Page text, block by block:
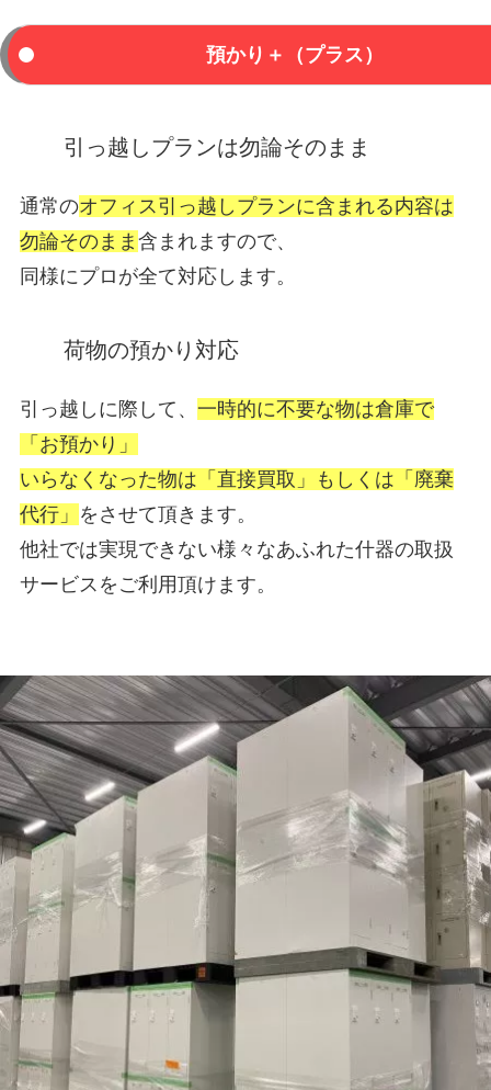
預かり＋（プラス）
引っ越しプランは勿論そのまま
通常のオフィス引っ越しプランに含まれる内容は
勿論そのまま含まれますので、
同様にプロが全て対応します。
荷物の預かり対応
引っ越しに際して、一時的に不要な物は倉庫で
「お預かり」
いらなくなった物は「直接買取」もしくは「廃棄
代行」 をさせて頂きます。
他社では実現できない様々なあふれた什器の取扱
サービスをご利用頂けます。